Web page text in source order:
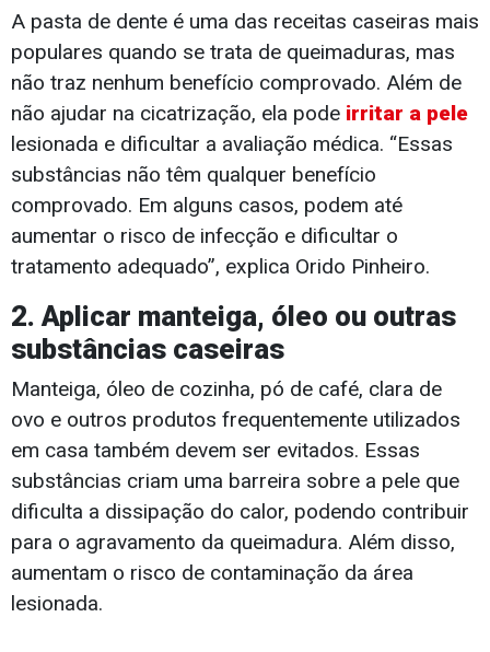
A pasta de dente é uma das receitas caseiras mais
populares quando se trata de queimaduras, mas
não traz nenhum benefício comprovado. Além de
não ajudar na cicatrização, ela pode irritar a pele
lesionada e dificultar a avaliação médica. “Essas
substâncias não têm qualquer benefício
comprovado. Em alguns casos, podem até
aumentar o risco de infecção e dificultar o
tratamento adequado”, explica Orido Pinheiro.
2. Aplicar manteiga, óleo ou outras
substâncias caseiras
Manteiga, óleo de cozinha, pó de café, clara de
ovo e outros produtos frequentemente utilizados
em casa também devem ser evitados. Essas
substâncias criam uma barreira sobre a pele que
dificulta a dissipação do calor, podendo contribuir
para o agravamento da queimadura. Além disso,
aumentam o risco de contaminação da área
lesionada.